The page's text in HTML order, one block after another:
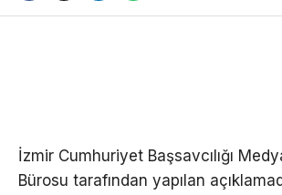
İzmir Cumhuriyet Başsavcılığı
Bürosu tarafından yapılan